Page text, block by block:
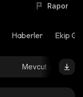
Rapor
Haberler Ekip
Mevcut arz